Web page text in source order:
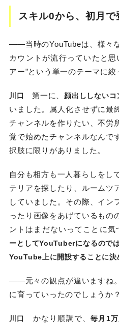
スキル0から、初月
——当時のYouTubeは、様々
カウントが流行っていたと
アー”という単一のテーマに
川口 第一に、 顔出ししないコ
いました。属人化させずに最
チャンネルを作りたい、不労
覚で始めたチャンネルなんで
択肢に限りがありました。
自分も相方も一人暮らしをし
テリアを探したり、ルームツ
していました。その際、イン
ったり画像をあげているもの
ントはまだないってことに気
ーとしてYouTuberになるので
YouTube上に開設することに決
——元々の観点が違いますね
に育っていったのでしょうか？
川口 かなり順調で、毎月1